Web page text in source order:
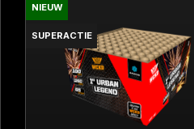
NIEUW
SUPERACTIE